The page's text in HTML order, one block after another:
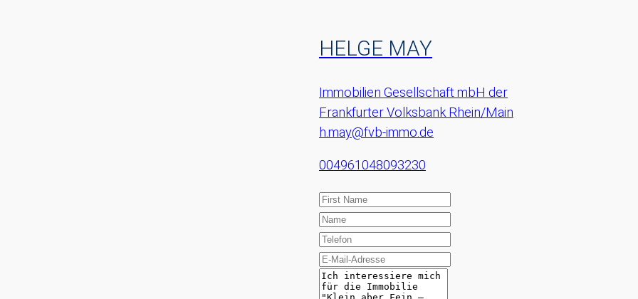
HELGE MAY
Immobilien Gesellschaft mbH der
Frankfurter Volksbank Rhein/Main
h.may@fvb-immo.de
004961048093230